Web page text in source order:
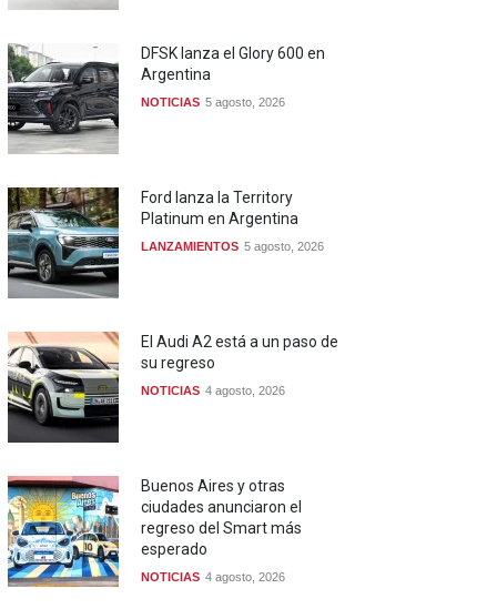
DFSK lanza el Glory 600 en
Argentina
NOTICIAS 5 agosto, 2026
Ford lanza la Territory
Platinum en Argentina
LANZAMIENTOS 5 agosto, 2026
El Audi A2 está a un paso de
su regreso
NOTICIAS 4 agosto, 2026
Buenos Aires y otras
ciudades anunciaron el
regreso del Smart más
esperado
NOTICIAS 4 agosto, 2026